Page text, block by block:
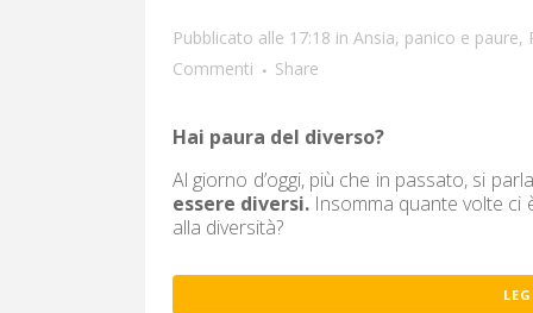
Pubblicato alle 17:18 in Ansia, panico e paure,
Commenti
Share
Hai paura del diverso?
Al giorno d’oggi, più che in passato, si
essere diversi. Insomma quante volte ci
alla diversità?